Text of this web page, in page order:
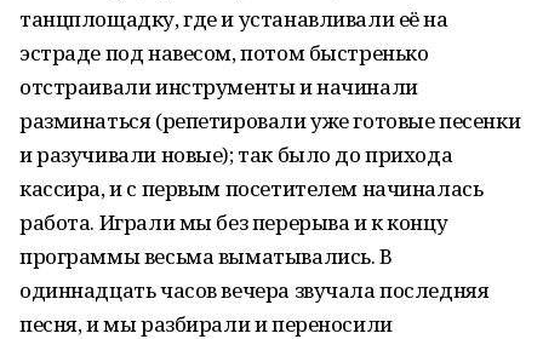
танцплощадку, где и устанавливали её на
эстраде под навесом, потом быстренько
отстраивали инструменты и начинали
разминаться (репетировали уже готовые песенки
и разучивали новые); так было до прихода
кассира, и с первым посетителем начиналась
работа. Играли мы без перерыва и к концу
программы весьма выматывались. В
одиннадцать часов вечера звучала последняя
песня, и мы разбирали и переносили